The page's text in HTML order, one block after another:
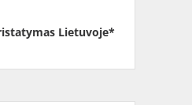
Lietuvoje*